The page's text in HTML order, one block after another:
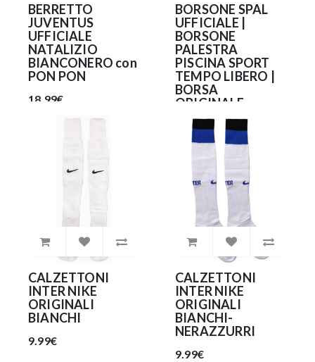
BERRETTO
JUVENTUS
UFFICIALE
NATALIZIO
BIANCONERO con
PON PON
18.99€
BORSONE SPAL
UFFICIALE |
BORSONE
PALESTRA
PISCINA SPORT
TEMPO LIBERO |
BORSA
ORIGINALE
S.P.A.L. MACRON
49.99€
CALZETTONI
INTER NIKE
ORIGINALI
BIANCHI
9.99€
CALZETTONI
INTER NIKE
ORIGINALI
BIANCHI-
NERAZZURRI
9.99€